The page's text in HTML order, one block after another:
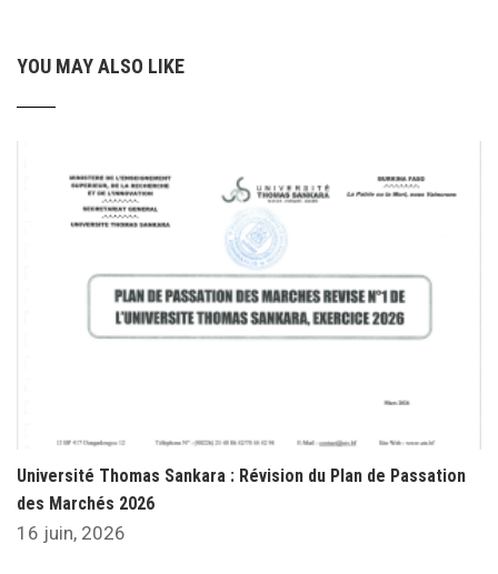
YOU MAY ALSO LIKE
Université Thomas Sankara : Révision du Plan de Passation
des Marchés 2026
16 juin, 2026